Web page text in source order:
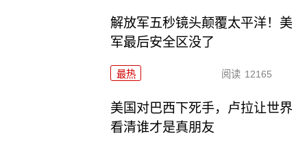
解放军五秒镜头颠覆太平洋！美
军最后安全区没了
最热 阅读 12165
美国对巴西下死手，卢拉让世界
看清谁才是真朋友